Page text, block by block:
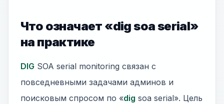
Что означает «dig soa serial»
на практике
DIG SOA serial monitoring связан с
повседневными задачами админов и
поисковым спросом по «dig soa serial». Цель